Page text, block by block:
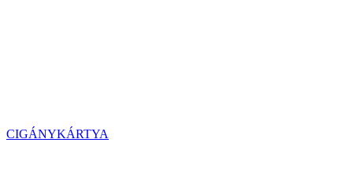
CIGÁNYKÁRTYA